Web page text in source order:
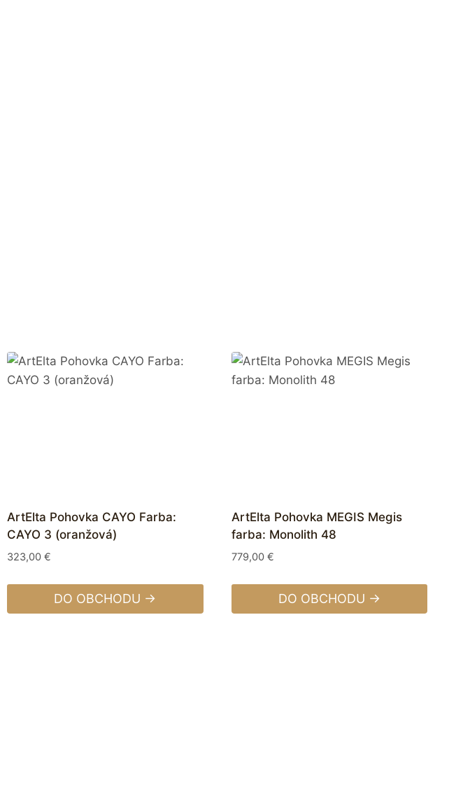
ArtElta Pohovka CAYO Farba:
CAYO 3 (oranžová)
323,00 €
DO OBCHODU →
ArtElta Pohovka MEGIS Megis
farba: Monolith 48
779,00 €
DO OBCHODU →